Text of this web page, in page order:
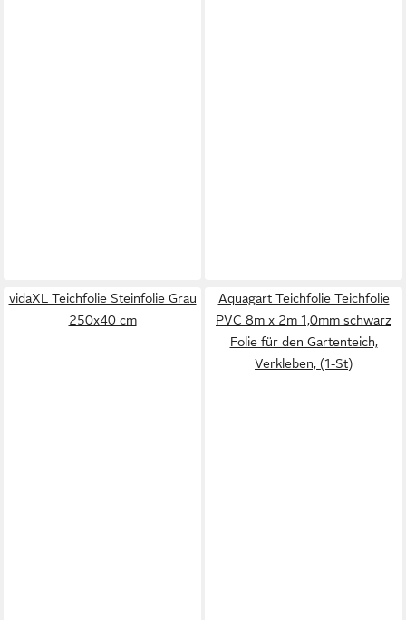
vidaXL Teichfolie Steinfolie Grau
250x40 cm
Aquagart Teichfolie Teichfolie
PVC 8m x 2m 1,0mm schwarz
Folie für den Gartenteich,
Verkleben, (1-St)